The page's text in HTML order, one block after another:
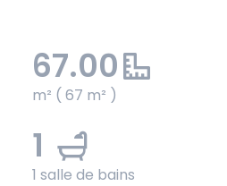
67.00
m² ( 67 m² )
1
1 salle de bains